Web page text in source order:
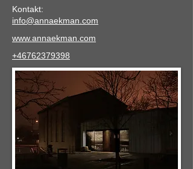
Kontakt:
info@annaekman.com
www.annaekman.com
+46762379398